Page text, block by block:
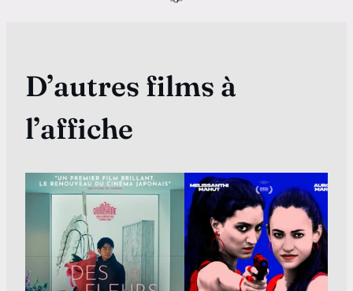
D’autres films à
l’affiche